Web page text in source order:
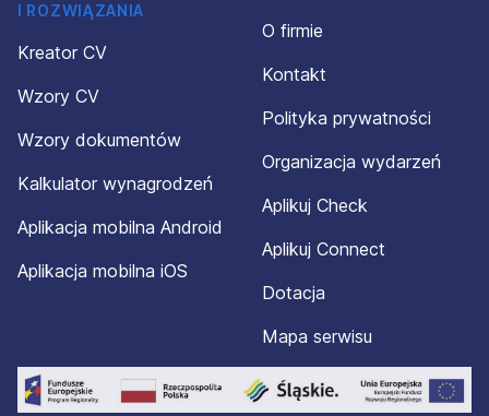
I ROZWIĄZANIA
Kreator CV
Wzory CV
Wzory dokumentów
Kalkulator wynagrodzeń
Aplikacja mobilna Android
Aplikacja mobilna iOS
O firmie
Kontakt
Polityka prywatności
Organizacja wydarzeń
Aplikuj Check
Aplikuj Connect
Dotacja
Mapa serwisu